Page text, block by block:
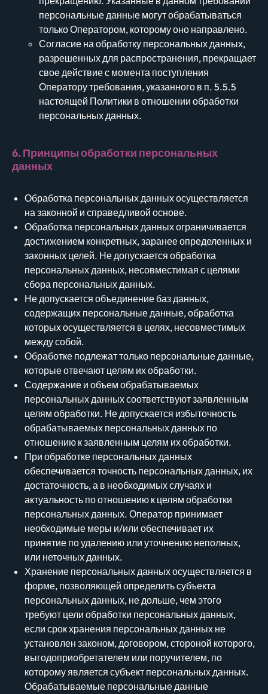
персональные данные могут обрабатываться
только Оператором, которому оно направлено.
Согласие на обработку персональных данных,
разрешенных для распространения, прекращает
свое действие с момента поступления
Оператору требования, указанного в п. 5.5.5
настоящей Политики в отношении обработки
персональных данных.
6. Принципы обработки персональных
данных
Обработка персональных данных осуществляется
на законной и справедливой основе.
Обработка персональных данных ограничивается
достижением конкретных, заранее определенных и
законных целей. Не допускается обработка
персональных данных, несовместимая с целями
сбора персональных данных.
Не допускается объединение баз данных,
содержащих персональные данные, обработка
которых осуществляется в целях, несовместимых
между собой.
Обработке подлежат только персональные данные,
которые отвечают целям их обработки.
Содержание и объем обрабатываемых
персональных данных соответствуют заявленным
целям обработки. Не допускается избыточность
обрабатываемых персональных данных по
отношению к заявленным целям их обработки.
При обработке персональных данных
обеспечивается точность персональных данных, их
достаточность, а в необходимых случаях и
актуальность по отношению к целям обработки
персональных данных. Оператор принимает
необходимые меры и/или обеспечивает их
принятие по удалению или уточнению неполных,
или неточных данных.
Хранение персональных данных осуществляется в
форме, позволяющей определить субъекта
персональных данных, не дольше, чем этого
требуют цели обработки персональных данных,
если срок хранения персональных данных не
установлен законом, договором, стороной которого,
выгодоприобретателем или поручителем, по
которому является субъект персональных данных.
Обрабатываемые персональные данные